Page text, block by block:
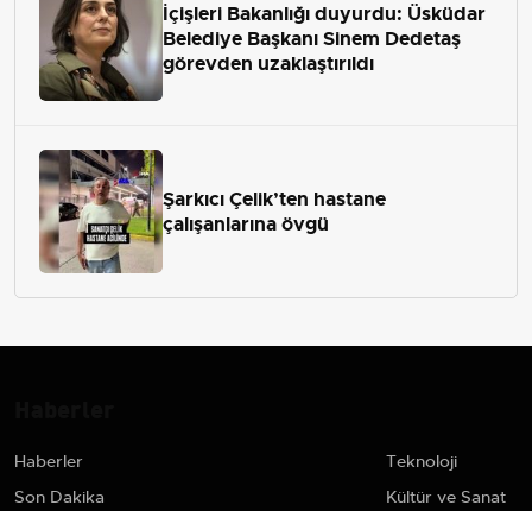
İçişleri Bakanlığı duyurdu: Üsküdar
Belediye Başkanı Sinem Dedetaş
görevden uzaklaştırıldı
Şarkıcı Çelik’ten hastane
çalışanlarına övgü
Haberler
Son Dakika
Teknoloji
Kültür ve Sanat